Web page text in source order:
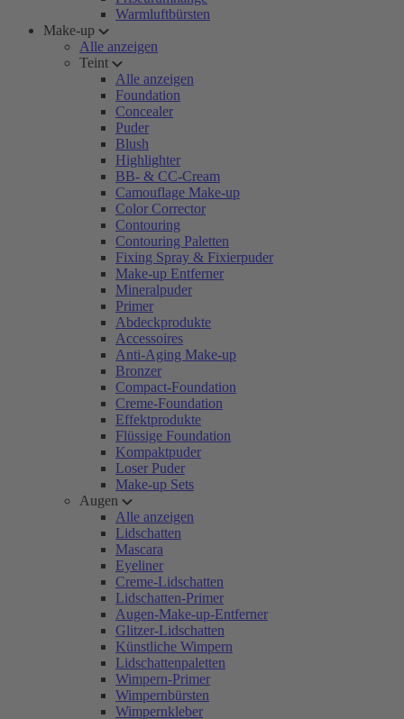
Warmluftbürsten
Make-up
Alle anzeigen
Teint
Alle anzeigen
Foundation
Concealer
Puder
Blush
Highlighter
BB- & CC-Cream
Camouflage Make-up
Color Corrector
Contouring
Contouring Paletten
Fixing Spray & Fixierpuder
Make-up Entferner
Mineralpuder
Primer
Abdeckprodukte
Accessoires
Anti-Aging Make-up
Bronzer
Compact-Foundation
Creme-Foundation
Effektprodukte
Flüssige Foundation
Kompaktpuder
Loser Puder
Make-up Sets
Augen
Alle anzeigen
Lidschatten
Mascara
Eyeliner
Creme-Lidschatten
Lidschatten-Primer
Augen-Make-up-Entferner
Glitzer-Lidschatten
Künstliche Wimpern
Lidschattenpaletten
Wimpern-Primer
Wimpernbürsten
Wimpernkleber